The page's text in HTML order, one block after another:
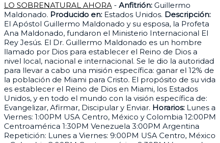
LO SOBRENATURAL AHORA - Anfitrión: Guillermo
Maldonado. Producido en: Estados Unidos. Descripción:
El Apóstol Guillermo Maldonado y su esposa, la Profeta
Ana Maldonado, fundaron el Ministerio Internacional El
Rey Jesús. El Dr. Guillermo Maldonado es un hombre
llamado por Dios para establecer el Reino de Dios a
nivel local, nacional e internacional. Se le dio la autoridad
para llevar a cabo una misión específica: ganar el 12% de
la población de Miami para Cristo. El propósito de su vida
es establecer el Reino de Dios en Miami, los Estados
Unidos, y en todo el mundo con la visión específica de:
Evangelizar, Afirmar, Discipular y Enviar. Horarios: Lunes a
Viernes: 1:00PM USA Centro, México y Colombia 12:00PM
Centroamérica 1:30PM Venezuela 3:00PM Argentina
Repetición: Lunes a Viernes: 9:00PM USA Centro, México